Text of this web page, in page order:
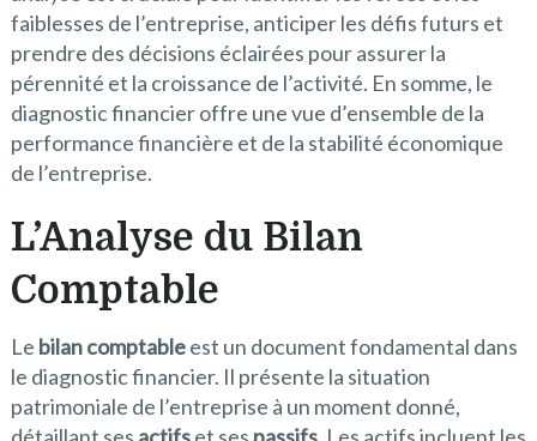
faiblesses de l’entreprise, anticiper les défis futurs et
prendre des décisions éclairées pour assurer la
pérennité et la croissance de l’activité. En somme, le
diagnostic financier offre une vue d’ensemble de la
performance financière et de la stabilité économique
de l’entreprise.
L’Analyse du Bilan
Comptable
Le bilan comptableest un document fondamental dans
le diagnostic financier. Il présente la situation
patrimoniale de l’entreprise à un moment donné,